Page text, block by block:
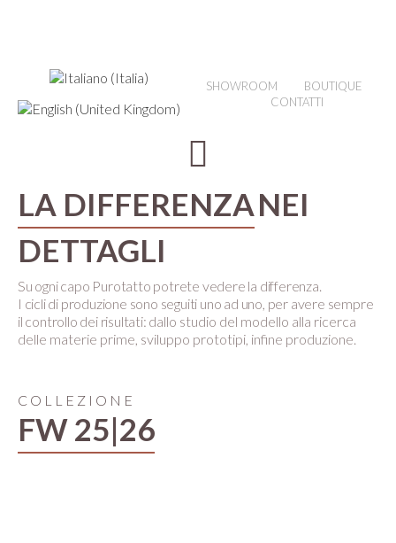
SHOWROOM
BOUTIQUE
CONTATTI
LA DIFFERENZANEI
DETTAGLI
Su ogni capo Purotatto potrete vedere la differenza.
I cicli di produzione sono seguiti uno ad uno, per avere sempre
il controllo dei risultati: dallo studio del modello alla ricerca
delle materie prime, sviluppo prototipi, infine produzione.
COLLEZIONE
FW 25|26